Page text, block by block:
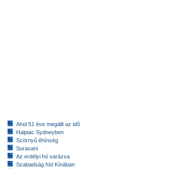
Ahol 51 éve megállt az idő
Halpiac Sydneyben
Szörnyű éhínség
Suraxani
Az erdélyi hó varázsa
Szabadság híd Kínában